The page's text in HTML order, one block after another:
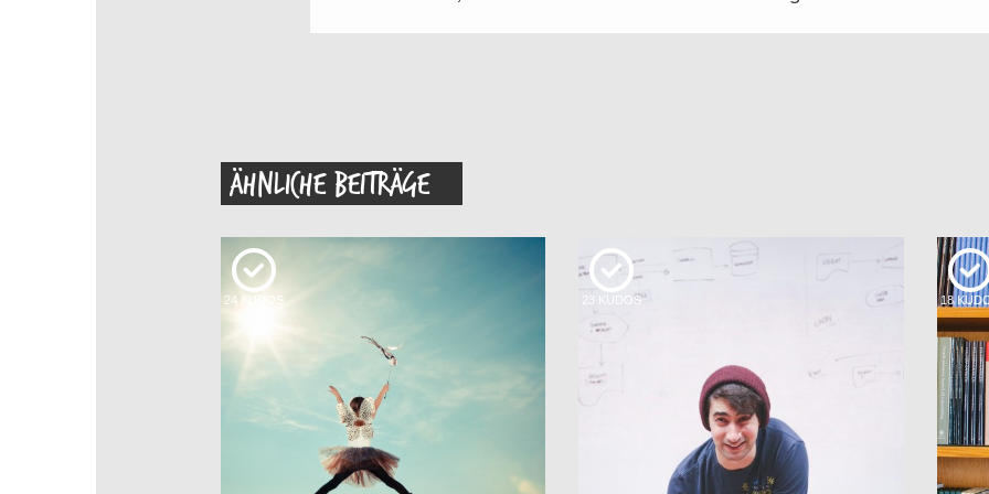
ÄHNLICHE BEITRÄGE
24 KUDOS 23 KUDOS 18